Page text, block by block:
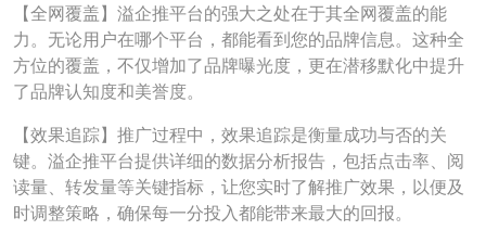
【全网覆盖】溢企推平台的强大之处在于其全网覆盖的能
力。无论用户在哪个平台，都能看到您的品牌信息。这种全
方位的覆盖，不仅增加了品牌曝光度，更在潜移默化中提升
了品牌认知度和美誉度。
【效果追踪】推广过程中，效果追踪是衡量成功与否的关
键。溢企推平台提供详细的数据分析报告，包括点击率、阅
读量、转发量等关键指标，让您实时了解推广效果，以便及
时调整策略，确保每一分投入都能带来最大的回报。